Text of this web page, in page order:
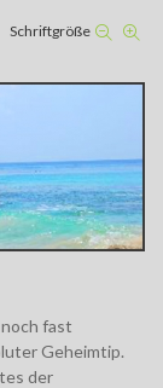
Schriftgröße
fast
Geheimtip.
der